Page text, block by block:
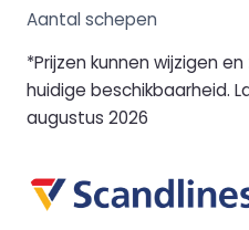
Aantal schepen
*Prijzen kunnen wijzigen
huidige beschikbaarheid.
augustus 2026